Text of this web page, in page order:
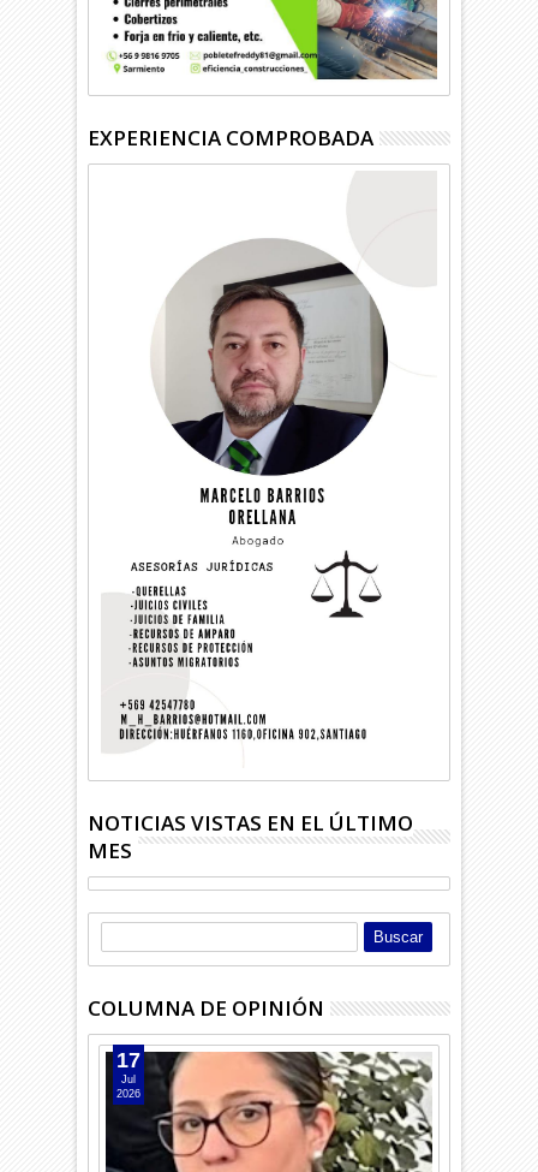
EXPERIENCIA COMPROBADA
NOTICIAS VISTAS EN EL ÚLTIMO
MES
COLUMNA DE OPINIÓN
17
Jul
2026